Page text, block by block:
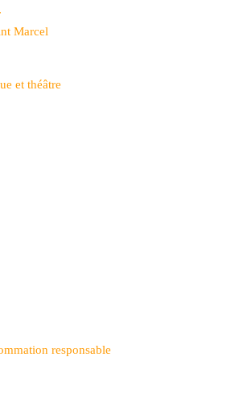
Marcel
et théâtre
responsable